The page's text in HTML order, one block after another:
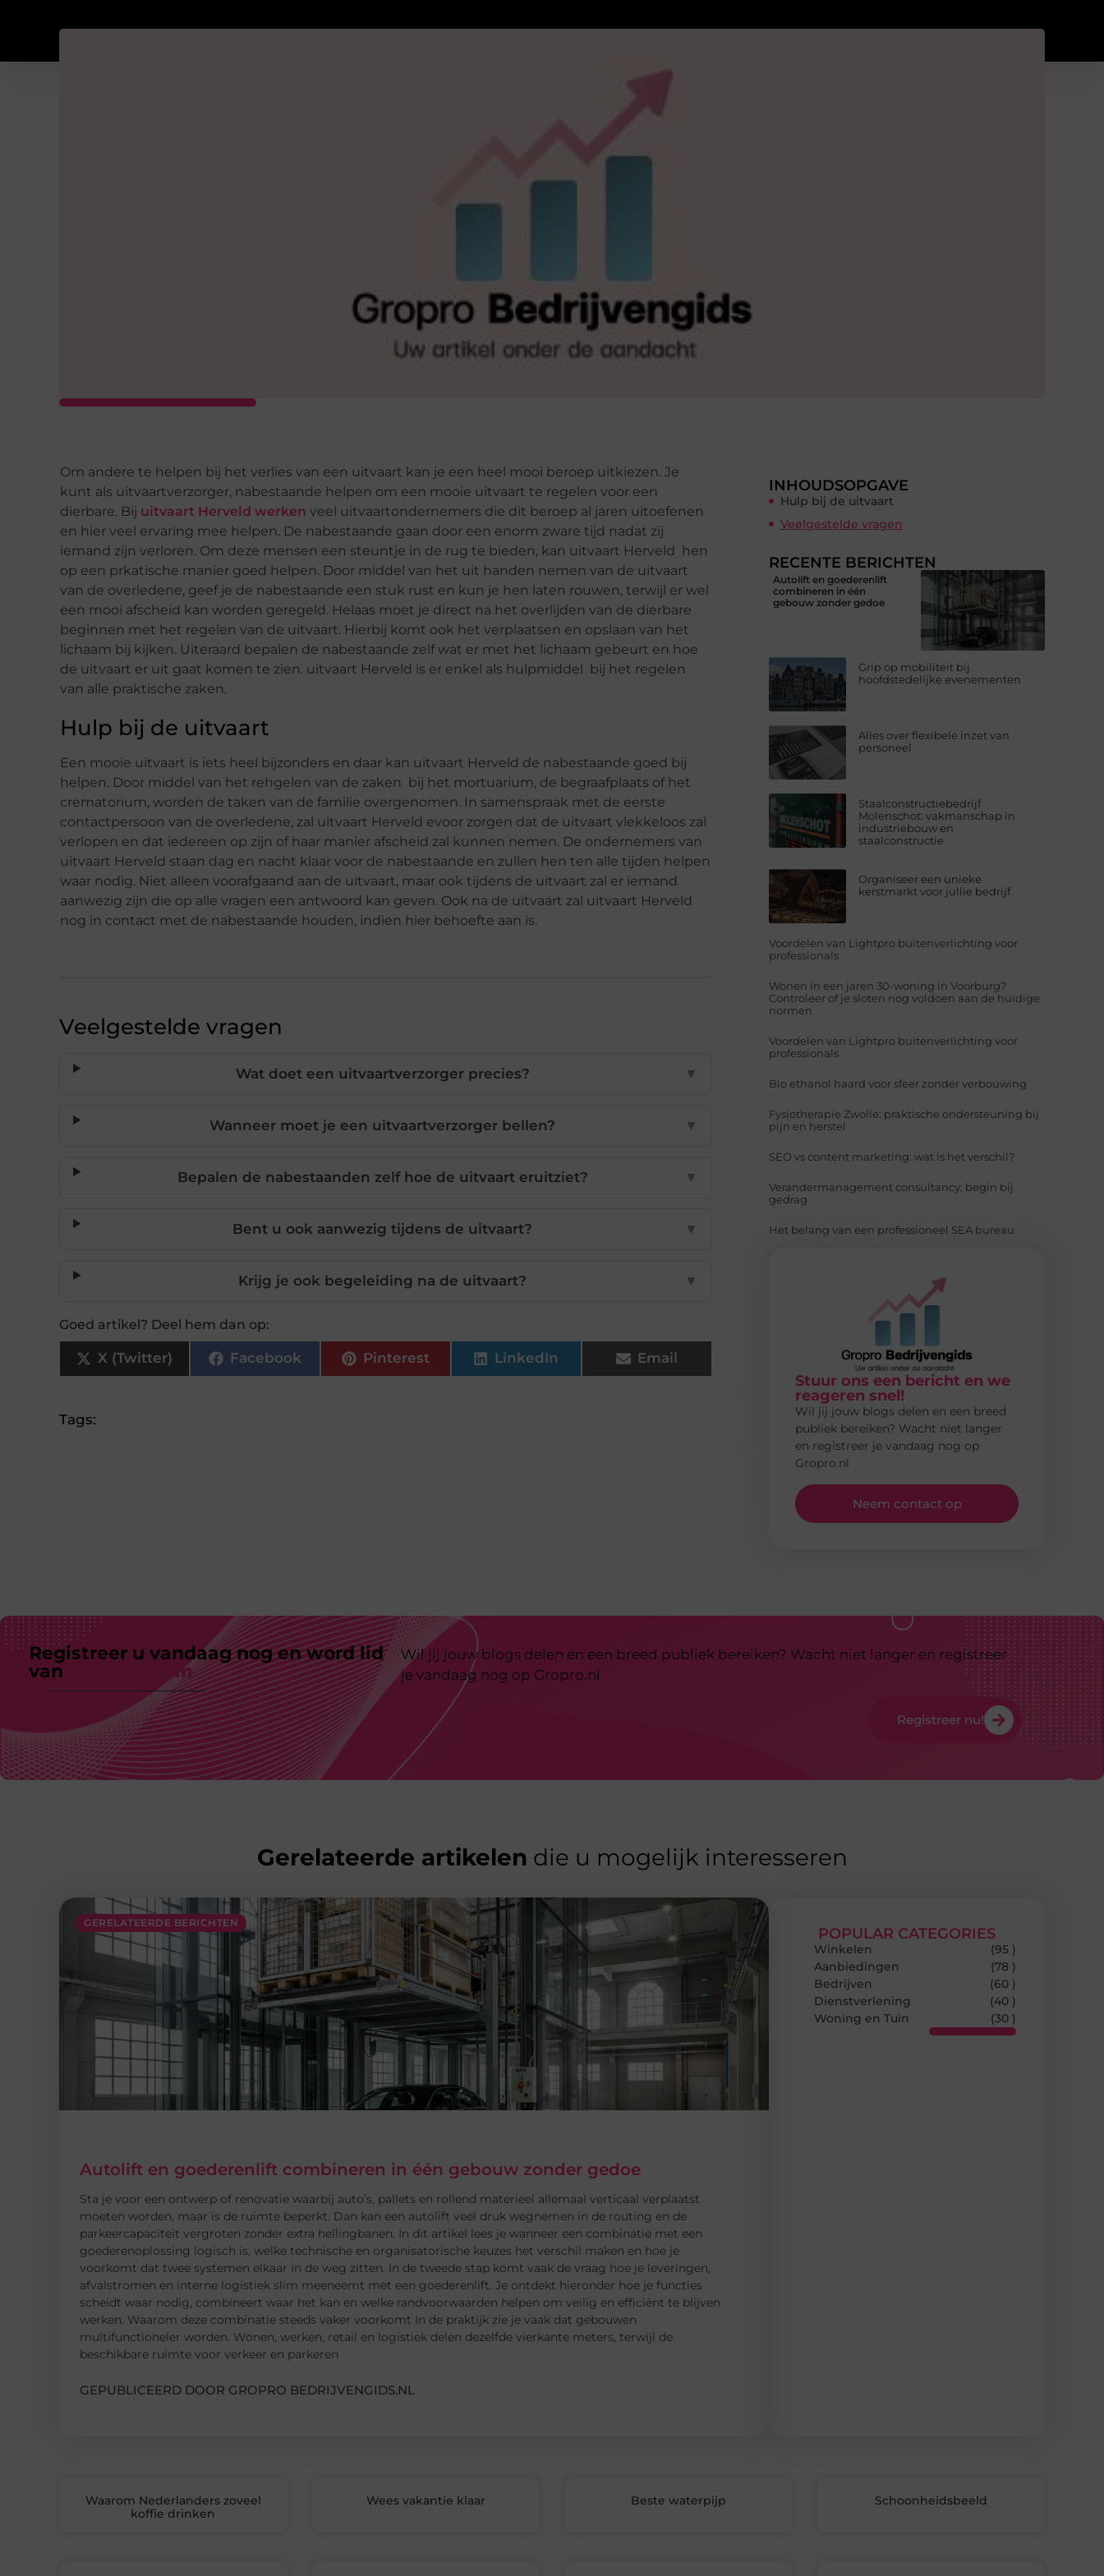
Om andere te helpen bij het verlies van een uitvaart kan je een heel mooi beroep uitkiezen. Je
kunt als uitvaartverzorger, nabestaande helpen om een mooie uitvaart te regelen voor een
dierbare. Bij uitvaart Herveld werken veel uitvaartondernemers die dit beroep al jaren uitoefenen
en hier veel ervaring mee helpen. De nabestaande gaan door een enorm zware tijd nadat zij
iemand zijn verloren. Om deze mensen een steuntje in de rug te bieden, kan uitvaart Herveld hen
op een prkatische manier goed helpen. Door middel van het uit handen nemen van de uitvaart
van de overledene, geef je de nabestaande een stuk rust en kun je hen laten rouwen, terwijl er wel
een mooi afscheid kan worden geregeld. Helaas moet je direct na het overlijden van de dierbare
beginnen met het regelen van de uitvaart. Hierbij komt ook het verplaatsen en opslaan van het
lichaam bij kijken. Uiteraard bepalen de nabestaande zelf wat er met het lichaam gebeurt en hoe
de uitvaart er uit gaat komen te zien. uitvaart Herveld is er enkel als hulpmiddel bij het regelen
van alle praktische zaken.
Hulp bij de uitvaart
Een mooie uitvaart is iets heel bijzonders en daar kan uitvaart Herveld de nabestaande goed bij
helpen. Door middel van het rehgelen van de zaken bij het mortuarium, de begraafplaats of het
crematorium, worden de taken van de familie overgenomen. In samenspraak met de eerste
contactpersoon van de overledene, zal uitvaart Herveld evoor zorgen dat de uitvaart vlekkeloos zal
verlopen en dat iedereen op zijn of haar manier afscheid zal kunnen nemen. De ondernemers van
uitvaart Herveld staan dag en nacht klaar voor de nabestaande en zullen hen ten alle tijden helpen
waar nodig. Niet alleen voorafgaand aan de uitvaart, maar ook tijdens de uitvaart zal er iemand
aanwezig zijn die op alle vragen een antwoord kan geven. Ook na de uitvaart zal uitvaart Herveld
nog in contact met de nabestaande houden, indien hier behoefte aan is.
Veelgestelde vragen
Wat doet een uitvaartverzorger precies? ▼
Wanneer moet je een uitvaartverzorger bellen? ▼
Bepalen de nabestaanden zelf hoe de uitvaart eruitziet? ▼
Bent u ook aanwezig tijdens de uitvaart? ▼
Krijg je ook begeleiding na de uitvaart? ▼
Goed artikel? Deel hem dan op:
X (Twitter) Facebook Pinterest LinkedIn Email
Tags:
INHOUDSOPGAVE
Hulp bij de uitvaart
Veelgestelde vragen
RECENTE BERICHTEN
Autolift en goederenlift
combineren in één
gebouw zonder gedoe
Grip op mobiliteit bij
hoofdstedelijke evenementen
Alles over flexibele inzet van
personeel
Staalconstructiebedrijf
Molenschot: vakmanschap in
industriebouw en
staalconstructie
Organiseer een unieke
kerstmarkt voor jullie bedrijf
Voordelen van Lightpro buitenverlichting voor
professionals
Wonen in een jaren 30-woning in Voorburg?
Controleer of je sloten nog voldoen aan de huidige
normen
Voordelen van Lightpro buitenverlichting voor
professionals
Bio ethanol haard voor sfeer zonder verbouwing
Fysiotherapie Zwolle: praktische ondersteuning bij
pijn en herstel
SEO vs content marketing: wat is het verschil?
Verandermanagement consultancy: begin bij
gedrag
Het belang van een professioneel SEA bureau
Stuur ons een bericht en we
reageren snel!
Wil jij jouw blogs delen en een breed
publiek bereiken? Wacht niet langer
en registreer je vandaag nog op
Gropro.nl
Neem contact op
Registreer u vandaag nog en word lid
van
ons platform
Wil jij jouw blogs delen en een breed publiek bereiken? Wacht niet langer en registreer
je vandaag nog op Gropro.nl
Registreer nu!
Gerelateerde artikelen die u mogelijk interesseren
GERELATEERDE BERICHTEN
Autolift en goederenlift combineren in één gebouw zonder gedoe
Sta je voor een ontwerp of renovatie waarbij auto’s, pallets en rollend materieel allemaal verticaal verplaatst
moeten worden, maar is de ruimte beperkt. Dan kan een autolift veel druk wegnemen in de routing en de
parkeercapaciteit vergroten zonder extra hellingbanen. In dit artikel lees je wanneer een combinatie met een
goederenoplossing logisch is, welke technische en organisatorische keuzes het verschil maken en hoe je
voorkomt dat twee systemen elkaar in de weg zitten. In de tweede stap komt vaak de vraag hoe je leveringen,
afvalstromen en interne logistiek slim meeneemt met een goederenlift. Je ontdekt hieronder hoe je functies
scheidt waar nodig, combineert waar het kan en welke randvoorwaarden helpen om veilig en efficiënt te blijven
werken. Waarom deze combinatie steeds vaker voorkomt In de praktijk zie je vaak dat gebouwen
multifunctioneler worden. Wonen, werken, retail en logistiek delen dezelfde vierkante meters, terwijl de
beschikbare ruimte voor verkeer en parkeren
GEPUBLICEERD DOOR GROPRO BEDRIJVENGIDS.NL
POPULAR CATEGORIES
Winkelen
(95 )
Aanbiedingen
(78 )
Bedrijven
(60 )
Dienstverlening
(40 )
Woning en Tuin
(30 )
Waarom Nederlanders zoveel
koffie drinken
Wees vakantie klaar Beste waterpijp Schoonheidsbeeld